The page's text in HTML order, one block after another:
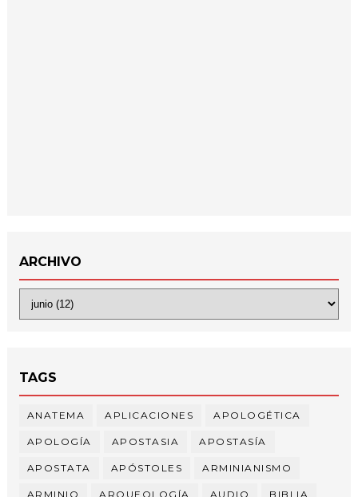
ARCHIVO
TAGS
ANATEMA APLICACIONES APOLOGÉTICA
APOLOGÍA APOSTASIA APOSTASÍA
APOSTATA APÓSTOLES ARMINIANISMO
ARMINIO ARQUEOLOGÍA AUDIO BIBLIA